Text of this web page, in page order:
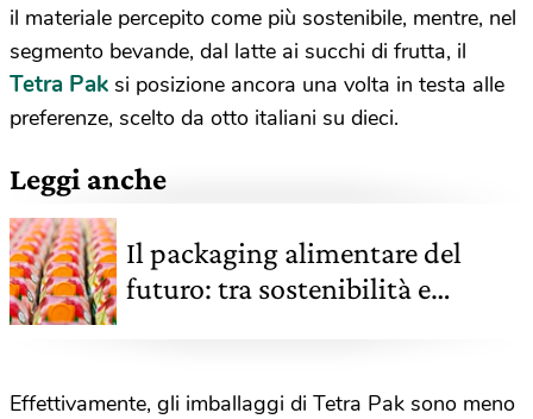
il materiale percepito come più sostenibile, mentre, nel
segmento bevande, dal latte ai succhi di frutta, il
Tetra Pak si posizione ancora una volta in testa alle
preferenze, scelto da otto italiani su dieci.
Leggi anche
Il packaging alimentare del
futuro: tra sostenibilità e
Effettivamente, gli imballaggi di Tetra Pak sono meno